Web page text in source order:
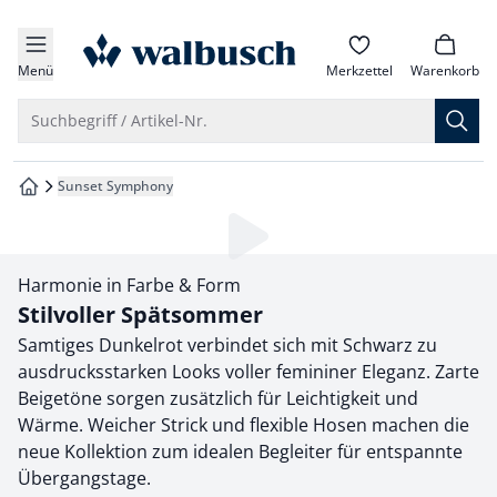
springen
springen
springen
springen
Menü zur Startseite Merkzettel Warenkorb
Suchbegriff / Artikel-Nr.
zur Startseite
Sunset Symphony
Harmonie in Farbe & Form
Stilvoller Spätsommer
Samtiges Dunkelrot verbindet sich mit Schwarz zu
ausdrucksstarken Looks voller femininer Eleganz. Zarte
Beigetöne sorgen zusätzlich für Leichtigkeit und
Wärme. Weicher Strick und flexible Hosen machen die
neue Kollektion zum idealen Begleiter für entspannte
Übergangstage.